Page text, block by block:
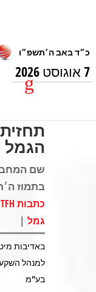
7 אוגוסט 2026
הגמל
שם
בתמוז
כתבות TFH
גמל |
באדיבות מיטב
למנהל
בע"מ